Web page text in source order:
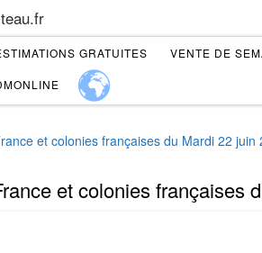
GRATUITES VENTE DE
et colonies françaises du Mardi 22 juin
et colonies françaises